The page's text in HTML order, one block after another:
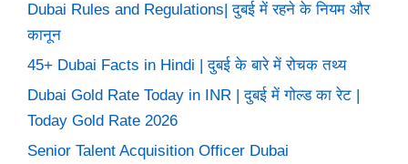
Dubai Rules and Regulations| दुबई में रहने के नियम और
कानून
45+ Dubai Facts in Hindi | दुबई के बारे में रोचक तथ्य
Dubai Gold Rate Today in INR | दुबई में गोल्ड का रेट |
Today Gold Rate 2026
Senior Talent Acquisition Officer Dubai